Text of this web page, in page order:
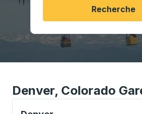
Recherche
Denver, Colorado